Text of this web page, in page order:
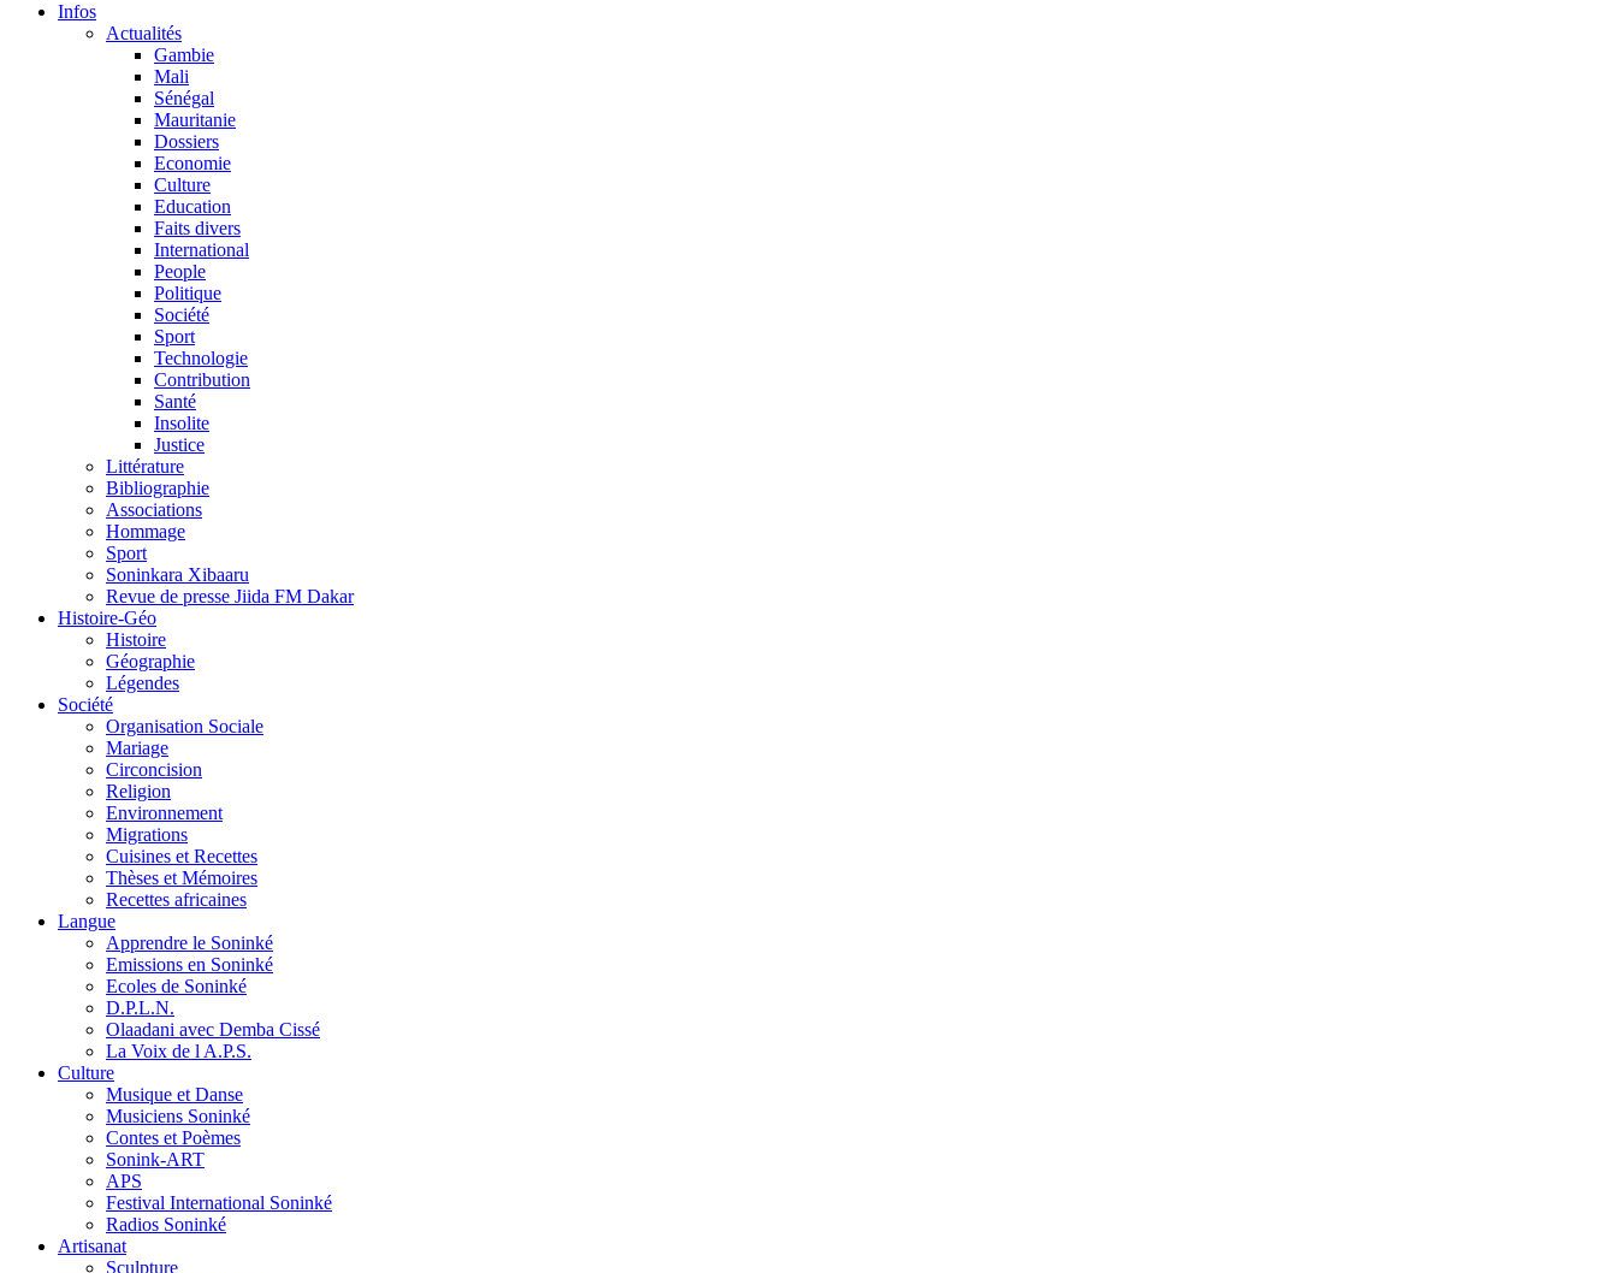
Infos
Actualités
Gambie
Mali
Sénégal
Mauritanie
Dossiers
Economie
Culture
Education
Faits divers
International
People
Politique
Société
Sport
Technologie
Contribution
Santé
Insolite
Justice
Littérature
Bibliographie
Associations
Hommage
Sport
Soninkara Xibaaru
Revue de presse Jiida FM Dakar
Histoire-Géo
Histoire
Géographie
Légendes
Société
Organisation Sociale
Mariage
Circoncision
Religion
Environnement
Migrations
Cuisines et Recettes
Thèses et Mémoires
Recettes africaines
Langue
Apprendre le Soninké
Emissions en Soninké
Ecoles de Soninké
D.P.L.N.
Olaadani avec Demba Cissé
La Voix de l A.P.S.
Culture
Musique et Danse
Musiciens Soninké
Contes et Poèmes
Sonink-ART
APS
Festival International Soninké
Radios Soninké
Artisanat
Sculpture